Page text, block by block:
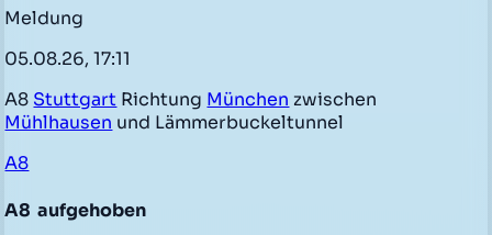
Meldung
05.08.26, 17:11
A8 Stuttgart Richtung München zwischen
Mühlhausen und Lämmerbuckeltunnel
A8
A8 aufgehoben